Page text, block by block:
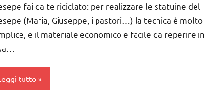
fai da te riciclato: per realizzare le statuine del
(Maria, Giuseppe, i pastori…) la tecnica è molto
e il materiale economico e facile da reperire in
tutto